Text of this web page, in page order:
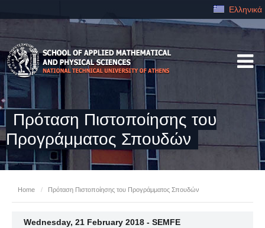
Ελληνικά
Πρόταση Πιστοποίησης του
Προγράμματος Σπουδών
Home / Πρόταση Πιστοποίησης του Προγράμματος Σπουδών
Wednesday, 21 February 2018 - SEMFE